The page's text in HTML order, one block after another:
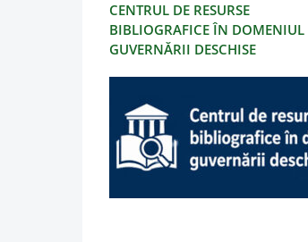
CENTRUL DE RESURSE
BIBLIOGRAFICE ÎN DOMENIUL
GUVERNĂRII DESCHISE